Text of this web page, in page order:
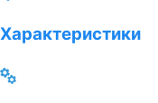
Характеристики